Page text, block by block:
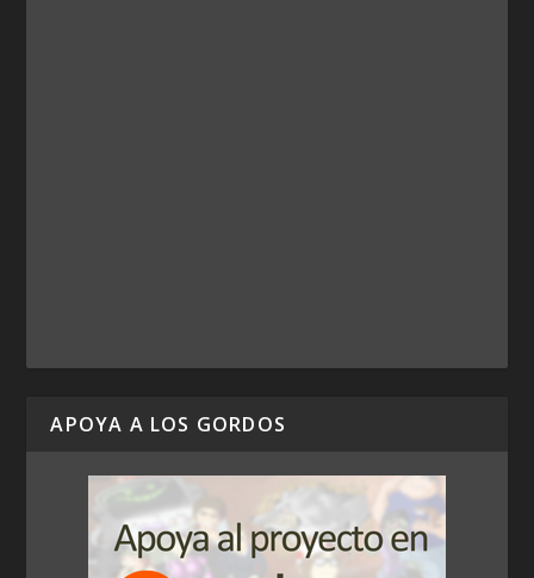
APOYA A LOS GORDOS